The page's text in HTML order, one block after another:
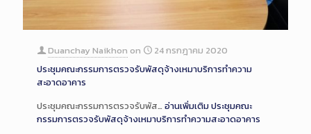
Duanchay Naikhon on
24 กรกฎาคม 2020
ประชุมคณะกรรมการตรวจรับพัสดุจ้างเหมาบริการทำความ
สะอาดอาคาร
ประชุมคณะกรรมการตรวจรับพัส… อ่านเพิ่มเติมประชุมคณะ
กรรมการตรวจรับพัสดุจ้างเหมาบริการทำความสะอาดอาคาร